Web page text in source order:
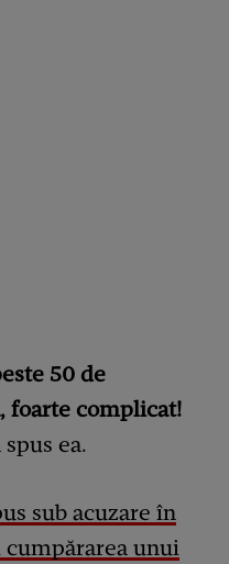
50 de
foarte complicat!
spus ea.
sub acuzare în
unui